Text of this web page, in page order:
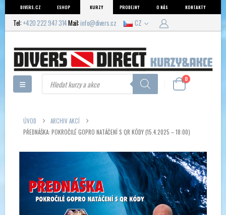
DIVERS.CZ ESHOP KURZY PRODEJNY O NÁS KONTAKTY
Tel: +420 222 947 314Mail:info@divers.cz CZ
Products
search 0
ÚVOD
ARCHIV AKCÍ
PŘEDNÁŠKA: POKROČILÉ GOPRO NATÁČENÍ S QR KÓDY (15.4.2025 – 18:00)